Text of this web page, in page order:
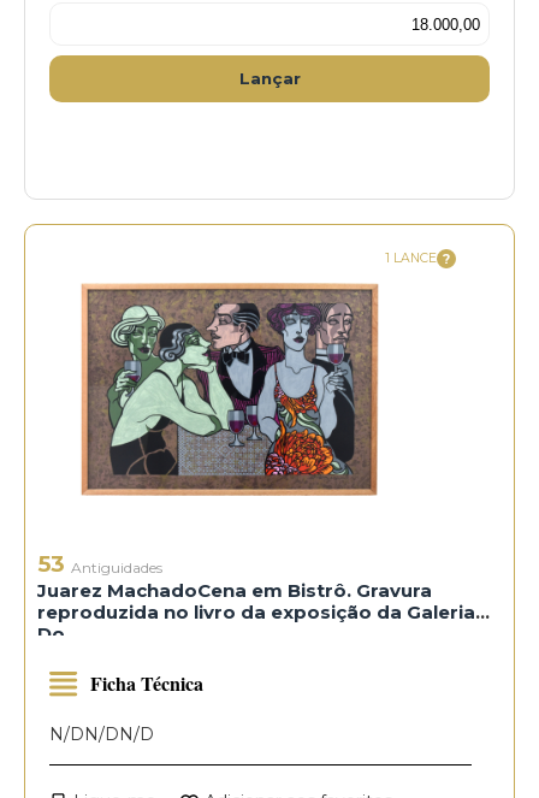
Lançar
53 Antiguidades
Juarez MachadoCena em Bistrô. Gravura
reproduzida no livro da exposição da Galeria
Do
1 LANCE
Ficha Técnica
N/DN/DN/D